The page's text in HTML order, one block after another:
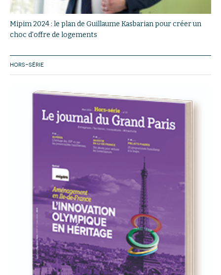
Mipim 2024 : le plan de Guillaume Kasbarian pour créer un
choc d'offre de logements
HORS-SÉRIE